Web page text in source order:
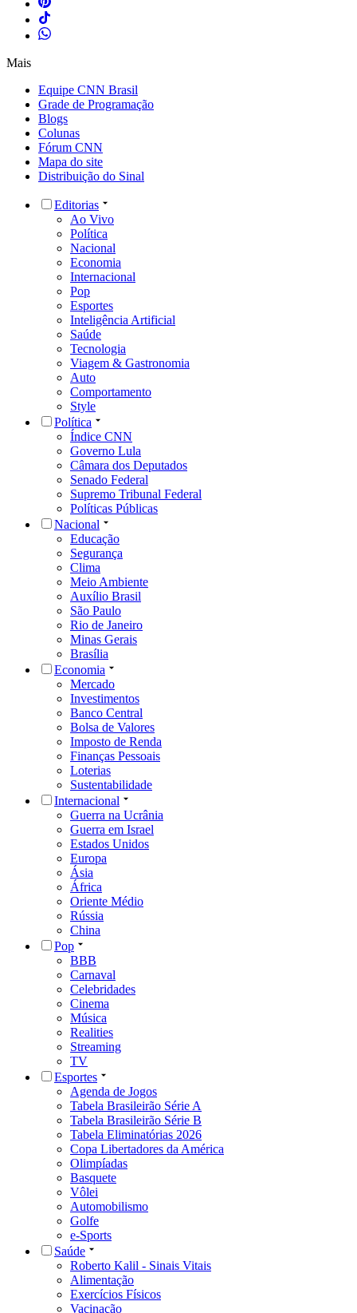
Mais
Equipe CNN Brasil
Grade de Programação
Blogs
Colunas
Fórum CNN
Mapa do site
Distribuição do Sinal
Editorias
Ao Vivo
Política
Nacional
Economia
Internacional
Pop
Esportes
Inteligência Artificial
Saúde
Tecnologia
Viagem & Gastronomia
Auto
Comportamento
Style
Política
Índice CNN
Governo Lula
Câmara dos Deputados
Senado Federal
Supremo Tribunal Federal
Políticas Públicas
Nacional
Educação
Segurança
Clima
Meio Ambiente
Auxílio Brasil
São Paulo
Rio de Janeiro
Minas Gerais
Brasília
Economia
Mercado
Investimentos
Banco Central
Bolsa de Valores
Imposto de Renda
Finanças Pessoais
Loterias
Sustentabilidade
Internacional
Guerra na Ucrânia
Guerra em Israel
Estados Unidos
Europa
Ásia
África
Oriente Médio
Rússia
China
Pop
BBB
Carnaval
Celebridades
Cinema
Música
Realities
Streaming
TV
Esportes
Agenda de Jogos
Tabela Brasileirão Série A
Tabela Brasileirão Série B
Tabela Eliminatórias 2026
Copa Libertadores da América
Olimpíadas
Basquete
Vôlei
Automobilismo
Golfe
e-Sports
Saúde
Roberto Kalil - Sinais Vitais
Alimentação
Exercícios Físicos
Vacinação